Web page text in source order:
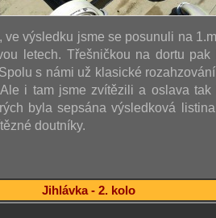
výsledku jsme se posunuli na
letech. Třešničkou na dortu pak
s námi už klasické
i tam jsme zvítězili a oslava tak
byla sepsána výsledková
doutníky.
Jihlávka - 2. kolo